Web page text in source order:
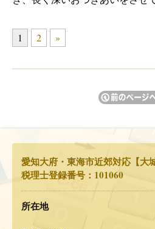
1 2 »
愛知大府・東海市近郊対応【大
税理士登録番号：101060
所在地